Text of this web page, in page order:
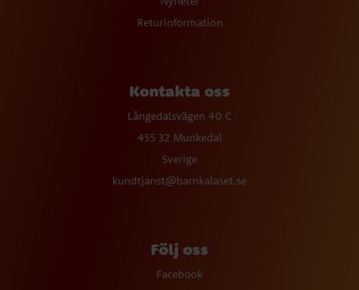
Returinformation
Kontakta oss
Långedalsvägen 40 C
455 32 Munkedal
Sverige
kundtjanst@barnkalaset.se
Följ oss
Facebook